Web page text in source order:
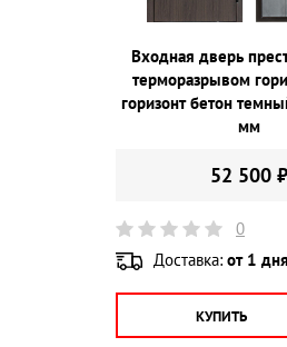
Входная дверь
терморазрывом
горизонт бетон
мм
52 500 ₽
0
Доставка: от 1 дня
КУПИТЬ